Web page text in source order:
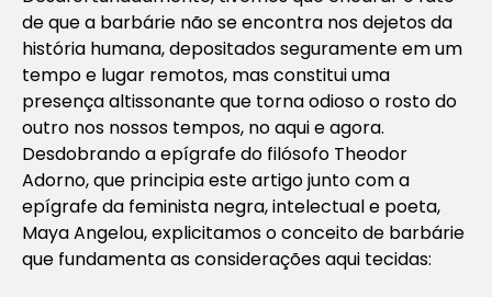
de que a barbárie não se encontra nos dejetos da
história humana, depositados seguramente em um
tempo e lugar remotos, mas constitui uma
presença altissonante que torna odioso o rosto do
outro nos nossos tempos, no aqui e agora.
Desdobrando a epígrafe do filósofo Theodor
Adorno, que principia este artigo junto com a
epígrafe da feminista negra, intelectual e poeta,
Maya Angelou, explicitamos o conceito de barbárie
que fundamenta as considerações aqui tecidas: